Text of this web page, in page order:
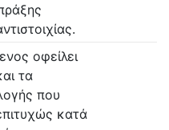
οφείλει
τα
που
κατά